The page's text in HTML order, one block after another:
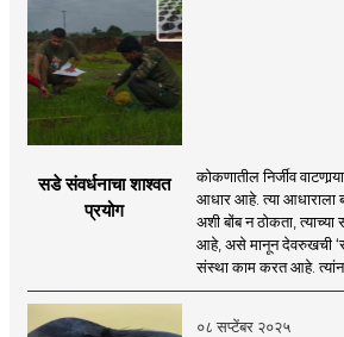
सडे संवर्धनाचा शाश्वत
प्रयोग
कोकणातील निर्जीव
आधार आहे. त्या आधाराला
अशी बोंब न ठोकता, त्याच्या
आहे, असे मानून देवरुखची
संस्था काम करत आहे. त्यांना
०८ सप्टेंबर २०२५